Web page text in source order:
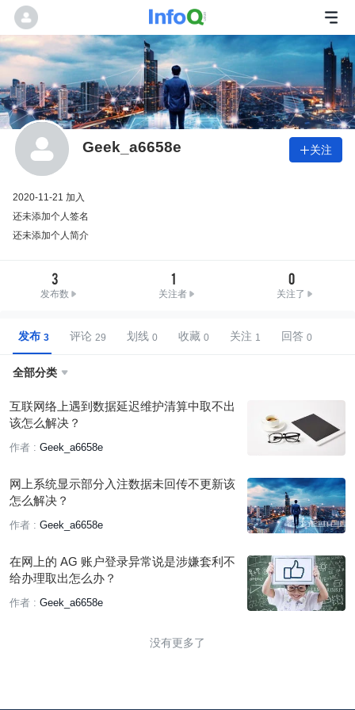
Geek_a6658e 关注
2020-11-21 加入
还未添加个人签名
还未添加个人简介
3
发布数
1
关注者
0
关注了
发布 评论 划线 收藏 关注 回答
全部分类 
互联网络上遇到数据延迟维护清算中取不出
该怎么解决？
作者 : Geek_a6658e
网上系统显示部分入注数据未回传不更新该
怎么解决？
作者 : Geek_a6658e
在网上的 AG 账户登录异常说是涉嫌套利不
给办理取出怎么办？
作者 : Geek_a6658e
没有更多了